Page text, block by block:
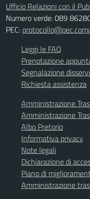
Ufficio Relazioni con il
Numero verde: 089
PEC:
Leggi le FAQ
Prenotazione
Segnalazione
Richiesta assistenza
Amministrazione
Amministrazione
Albo Pretorio
Informativa privacy
Note legali
Dichiarazione di
Piano di
Amministrazione